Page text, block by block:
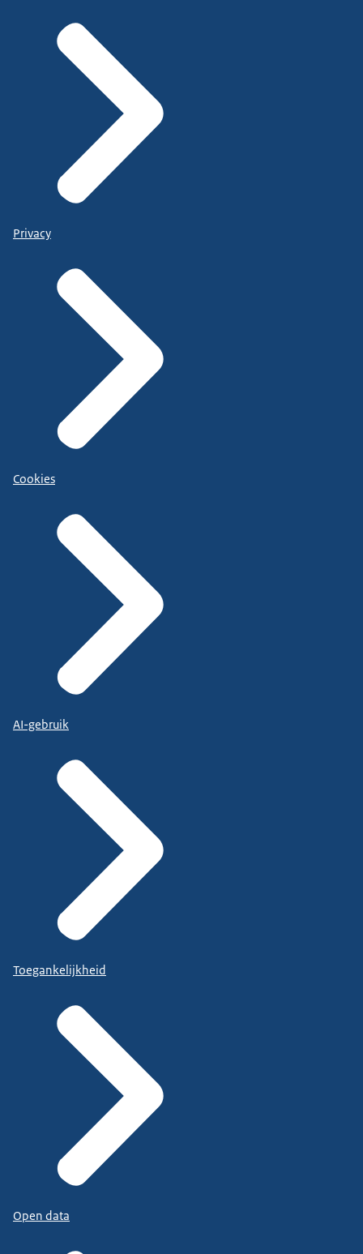
Privacy
Cookies
AI-gebruik
Toegankelijkheid
Open data